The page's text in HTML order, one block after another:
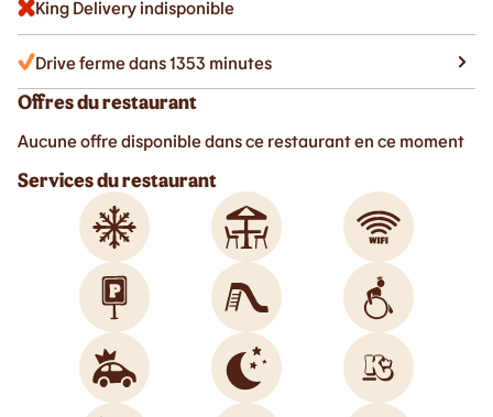
King Delivery indisponible
Drive ferme dans 1353 minutes
Offres du restaurant
Aucune offre disponible dans ce restaurant en ce moment
Services du restaurant